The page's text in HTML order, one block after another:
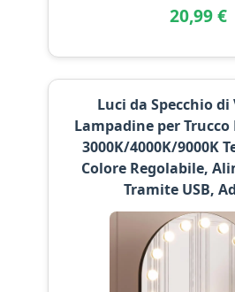
20,99 €
Luci da Specchio
Lampadine per
3000K/4000K/9000K
Colore Regolabile,
Tramite USB,